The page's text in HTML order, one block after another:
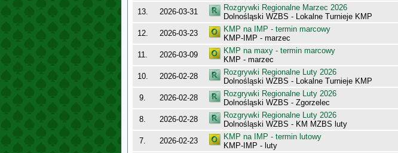
13. 2026-03-31
Rozgrywki Regionalne Marzec 2026
Dolnośląski WZBS - Lokalne Turnieje KMP
12. 2026-03-23
KMP na IMP - termin marcowy
KMP-IMP - marzec
11. 2026-03-09
KMP na maxy - termin marcowy
KMP - marzec
10. 2026-02-28
Rozgrywki Regionalne Luty 2026
Dolnośląski WZBS - Lokalne Turnieje KMP
9. 2026-02-28
Rozgrywki Regionalne Luty 2026
Dolnośląski WZBS - Zgorzelec
8. 2026-02-28
Rozgrywki Regionalne Luty 2026
Dolnośląski WZBS - KM MZBS luty
7. 2026-02-23
KMP na IMP - termin lutowy
KMP-IMP - luty